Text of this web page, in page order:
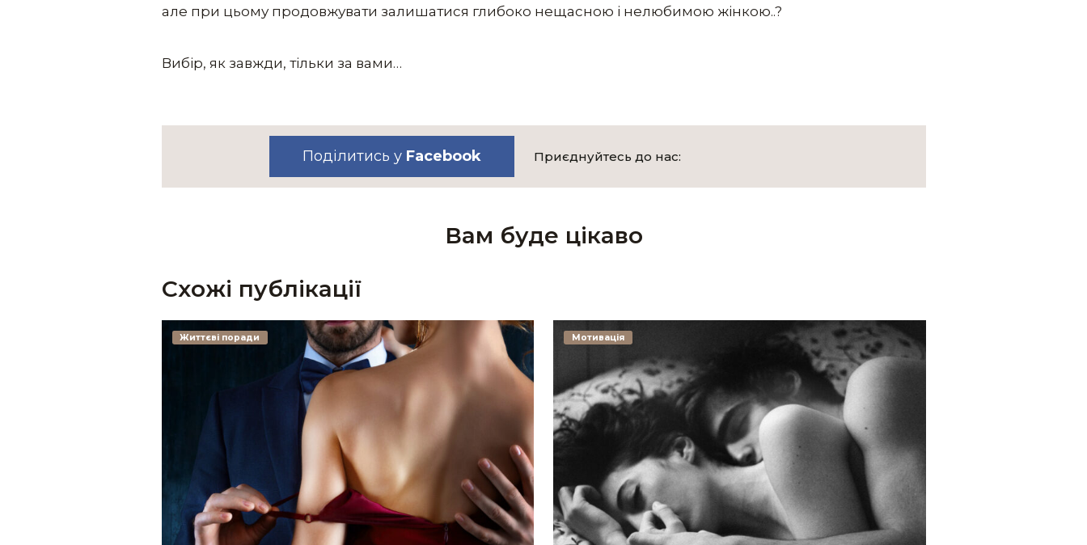
але при цьому продовжувати залишатися глибоко нещасною і нелюбимою жінкою..?
Вибір, як завжди, тільки за вами…
Поділитись у Facebook Приєднуйтесь до нас:
Вам буде цікаво
Схожі публікації
Життєві поради Мотивація